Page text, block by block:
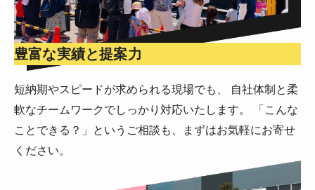
豊富な実績と提案力
短納期やスピードが求められる現場でも、 自社体制と柔
軟なチームワークでしっかり対応いたします。 「こんな
ことできる？」というご相談も、まずはお気軽にお寄せ
ください。